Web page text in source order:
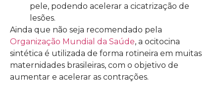
pele, podendo acelerar a cicatrização de
lesões.
Ainda que não seja recomendado pela
Organização Mundial da Saúde, a ocitocina
sintética é utilizada de forma rotineira em muitas
maternidades brasileiras, com o objetivo de
aumentar e acelerar as contrações.